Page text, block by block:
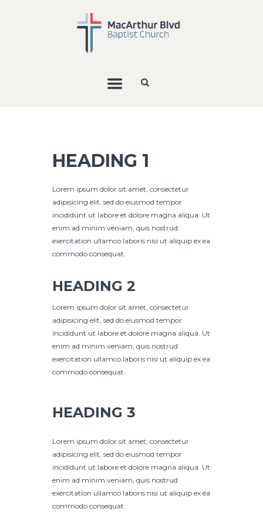
HEADING 1
Lorem ipsum dolor sit amet, consectetur
adipisicing elit, sed do eiusmod tempor
incididunt ut labore et dolore magna aliqua. Ut
enim ad minim veniam, quis nostrud
exercitation ullamco laboris nisi ut aliquip ex ea
commodo consequat.
HEADING 2
Lorem ipsum dolor sit amet, consectetur
adipisicing elit, sed do eiusmod tempor
incididunt ut labore et dolore magna aliqua. Ut
enim ad minim veniam, quis nostrud
exercitation ullamco laboris nisi ut aliquip ex ea
commodo consequat.
HEADING 3
Lorem ipsum dolor sit amet, consectetur
adipisicing elit, sed do eiusmod tempor
incididunt ut labore et dolore magna aliqua. Ut
enim ad minim veniam, quis nostrud
exercitation ullamco laboris nisi ut aliquip ex ea
commodo consequat.